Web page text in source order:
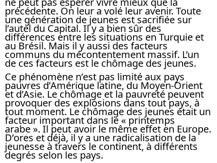
précédente. On leur a volé leur avenir. Toute
une génération de jeunes est sacrifiée sur
l’autel du Capital. Il y a bien sûr des
différences entre les situations en Turquie et
au Brésil. Mais il y aussi des facteurs
communs du mécontentement massif. L’un
de ces facteurs est le chômage des jeunes.
Ce phénomène n’est pas limité aux pays
pauvres d’Amérique latine, du Moyen-Orient
et d’Asie. Le chômage et la pauvreté peuvent
provoquer des explosions dans tout pays, à
tout moment. Le chômage des jeunes était un
facteur important dans le « printemps
arabe ». Il peut avoir le même effet en Europe.
D’ores et déjà, il y a une radicalisation de la
jeunesse à travers le continent, à différents
degrés selon les pays.